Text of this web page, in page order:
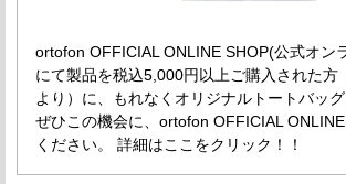
ortofon OFFICIAL ONLINE SHOP(公式オン
にて製品を税込5,000円以上ご購入された方
より）に、もれなくオリジナルトートバッグ
ぜひこの機会に、ortofon OFFICIAL
ください。 詳細はここをクリック！！